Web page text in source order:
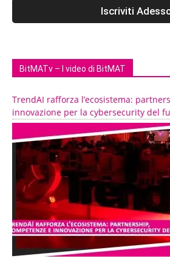
BitMATv – I video di BitMAT
TrendAI rafforza l’ecosistema:
innovazione per la cybersecurity del